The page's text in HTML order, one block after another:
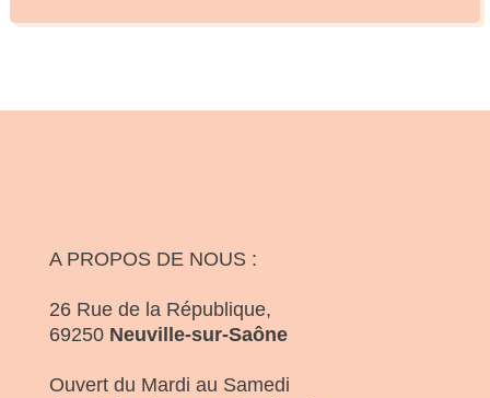
A PROPOS DE NOUS :
26 Rue de la République,
69250 Neuville-sur-Saône
Ouvert du Mardi au Samedi